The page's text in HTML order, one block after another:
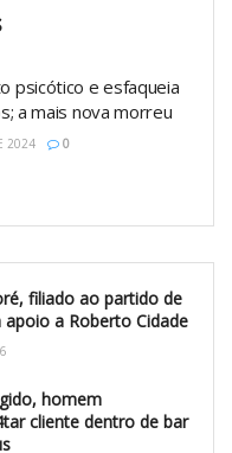
psicótico e esfaqueia
a mais nova morreu
2024 0
filiado ao partido de
apoio a Roberto Cidade
homem
cliente dentro de bar